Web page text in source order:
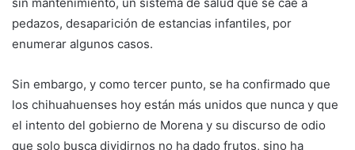
pedazos, desaparición de estancias infantiles, por
enumerar algunos casos.
Sin embargo, y como tercer punto, se ha confirmado que
los chihuahuenses hoy están más unidos que nunca y que
el intento del gobierno de Morena y su discurso de odio
que solo busca dividirnos no ha dado frutos, sino ha